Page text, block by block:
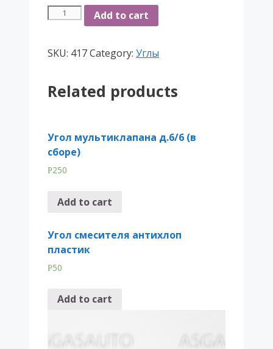
Угол
Lovato
рез.кольцо
quantity
Add to cart
SKU: 417Category: Углы
Related products
Угол мультиклапана д.6/6 (в
сборе)
Р250
Add to cart
Угол смесителя антихлоп
пластик
Р50
Add to cart